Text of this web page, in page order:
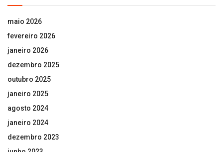
maio 2026
fevereiro 2026
janeiro 2026
dezembro 2025
outubro 2025
janeiro 2025
agosto 2024
janeiro 2024
dezembro 2023